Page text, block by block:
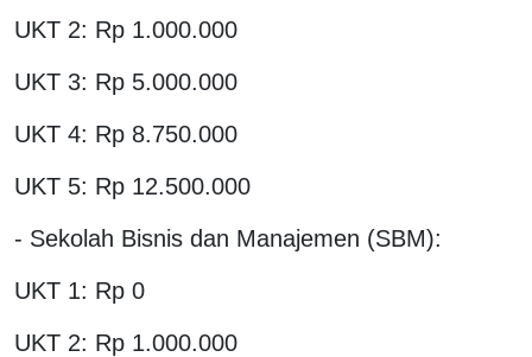
UKT 2: Rp 1.000.000
UKT 3: Rp 5.000.000
UKT 4: Rp 8.750.000
UKT 5: Rp 12.500.000
- Sekolah Bisnis dan Manajemen (SBM):
UKT 1: Rp 0
UKT 2: Rp 1.000.000